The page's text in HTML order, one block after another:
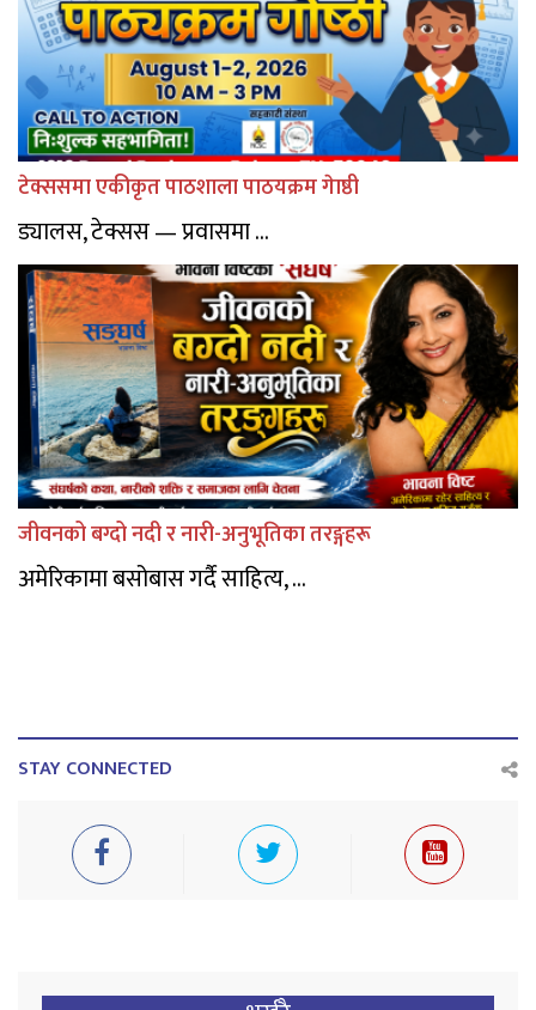
टेक्ससमा एकीकृत पाठशाला पाठयक्रम गेाष्ठी
ड्यालस, टेक्सस — प्रवासमा ...
जीवनको बग्दो नदी र नारी-अनुभूतिका तरङ्गहरू
अमेरिकामा बसोबास गर्दै साहित्य, ...
STAY CONNECTED